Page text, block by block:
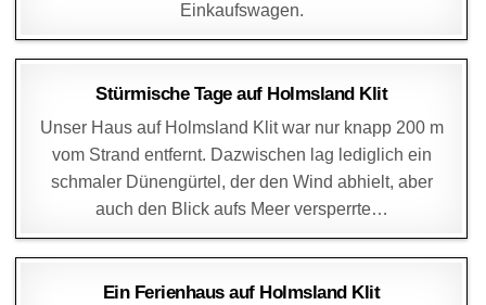
Einkaufswagen.
DAGMAR 1. JANUAR 2015
Stürmische Tage auf Holmsland Klit
Unser Haus auf Holmsland Klit war nur knapp 200 m
vom Strand entfernt. Dazwischen lag lediglich ein
schmaler Dünengürtel, der den Wind abhielt, aber
auch den Blick aufs Meer versperrte…
DAGMAR 29. DEZEMBER 2014
Ein Ferienhaus auf Holmsland Klit